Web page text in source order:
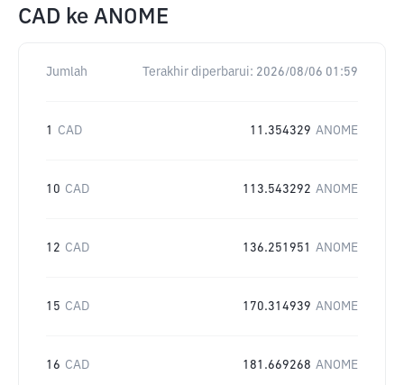
CAD ke ANOME
Jumlah Terakhir diperbarui: 2026/08/06 01:59
1 CAD 11.354329 ANOME
10 CAD 113.543292 ANOME
12 CAD 136.251951 ANOME
15 CAD 170.314939 ANOME
16 CAD 181.669268 ANOME